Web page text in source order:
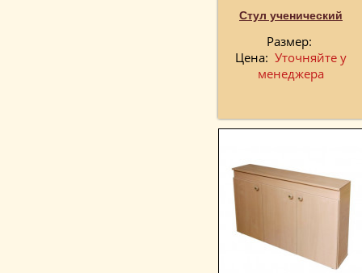
Стул ученический
Размер:
Цена: Уточняйте у
менеджера